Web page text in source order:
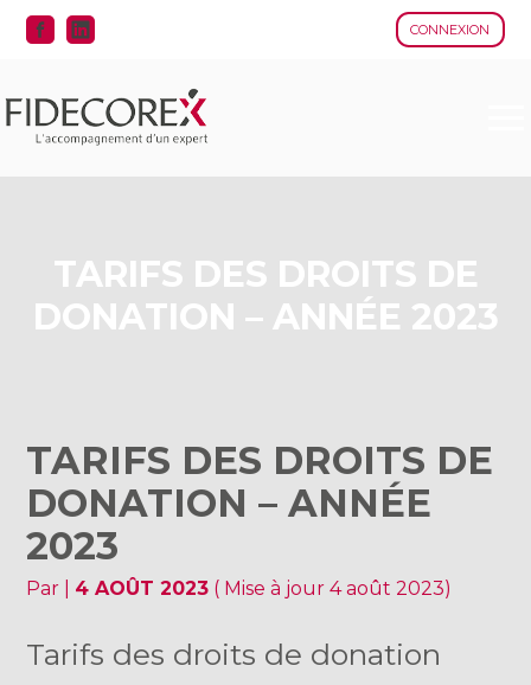
CONNEXION
Aller
TARIFS DES DROITS DE
DONATION – ANNÉE 2023
TARIFS DES DROITS DE
DONATION – ANNÉE
2023
Par 4 AOÛT 2023 ( Mise à jour 4 août 2023)
Tarifs des droits de donation